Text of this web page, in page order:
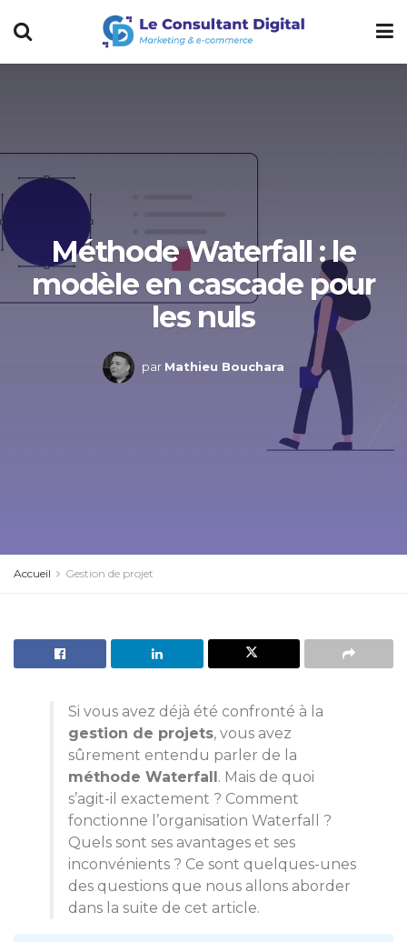
Méthode Waterfall : le
modèle en cascade pour
les nuls
par Mathieu Bouchara
Accueil Gestion de projet
Si vous avez déjà été confronté à la
gestion de projets, vous avez
sûrement entendu parler de la
méthode Waterfall. Mais de quoi
s’agit-il exactement ? Comment
fonctionne l’organisation Waterfall ?
Quels sont ses avantages et ses
inconvénients ? Ce sont quelques-unes
des questions que nous allons aborder
dans la suite de cet article.